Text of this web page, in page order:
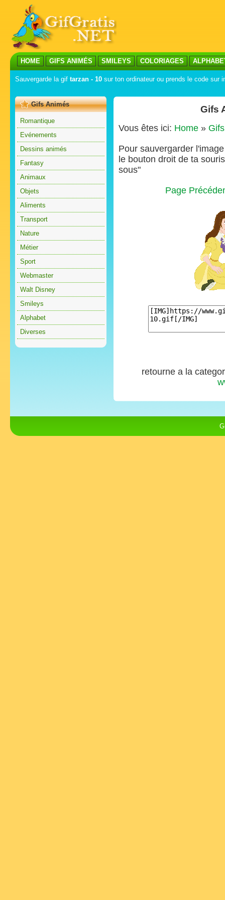
HOME GIFS ANIMÉS SMILEYS COLORIAGES
Sauvergarde la gif tarzan - 10 sur ton ordinateur ou prends le code sur
Gifs Animés
Romantique
Evénements
Dessins animés
Fantasy
Animaux
Objets
Aliments
Transport
Nature
Métier
Sport
Webmaster
Walt Disney
Smileys
Alphabet
Diverses
Gifs
Vous êtes ici: Home »
Pour sauvergarder
le bouton droit de ta
sous"
Page
retourne a la